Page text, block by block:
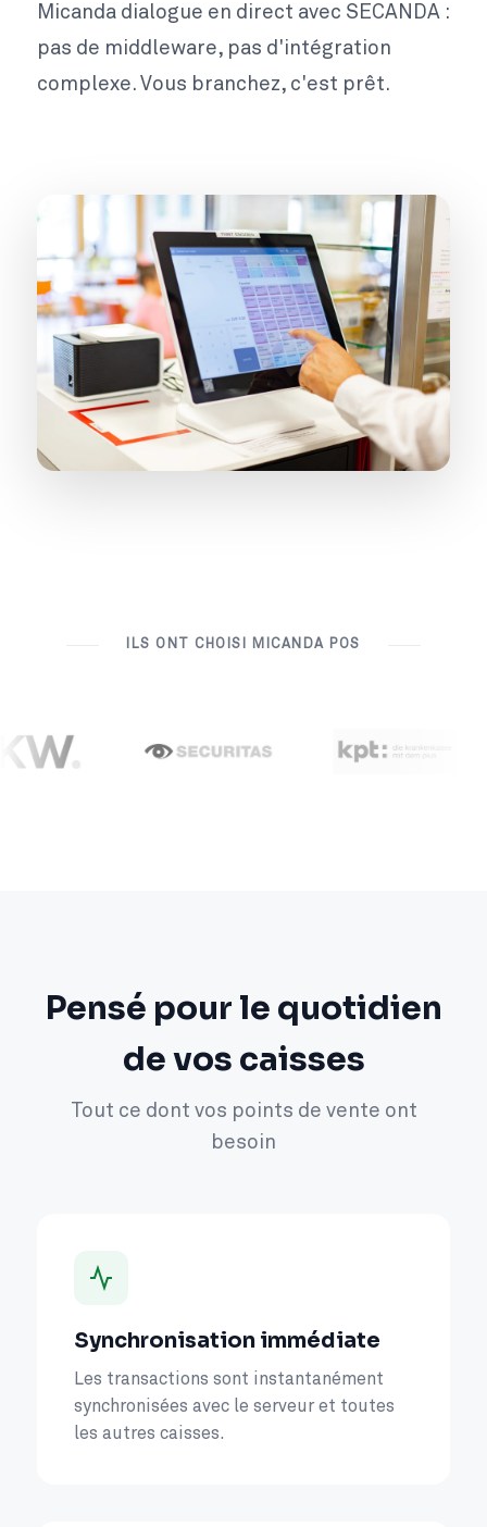
Micanda dialogue en direct avec SECANDA :
pas de middleware, pas d'intégration
complexe. Vous branchez, c'est prêt.
ILS ONT CHOISI MICANDA POS
Pensé pour le quotidien
de vos caisses
Tout ce dont vos points de vente ont
besoin
Synchronisation immédiate
Les transactions sont instantanément
synchronisées avec le serveur et toutes
les autres caisses.